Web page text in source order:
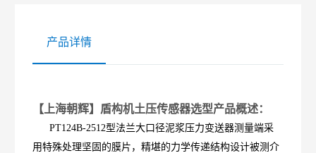
产品详情
【上海朝辉】盾构机土压传感器选型产品概述：
PT124B-2512型法兰大口径泥浆压力变送器测量端采
用特殊处理坚固的膜片，精堪的力学传递结构设计被测介